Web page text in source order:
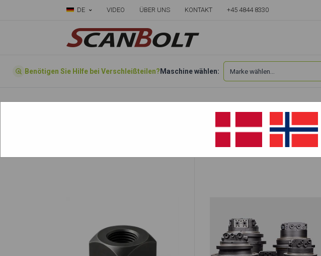
DE VIDEO ÜBER UNS KONTAKT +45 4844 8330
Benötigen Sie Hilfe bei Verschleißteilen? Maschine wählen: